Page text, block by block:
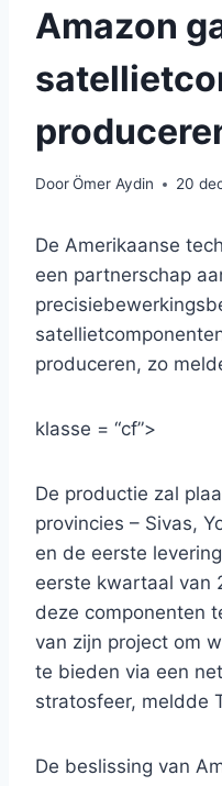
Amazon
DoorÖmer Aydin 20
De Amerikaanse
een partnerschap
produceren, zo
klasse = “cf”>
De productie zal
provincies – Sivas,
en de eerste
eerste kwartaal van
deze componenten
van zijn project om
te bieden via een
stratosfeer, meldde
De beslissing van